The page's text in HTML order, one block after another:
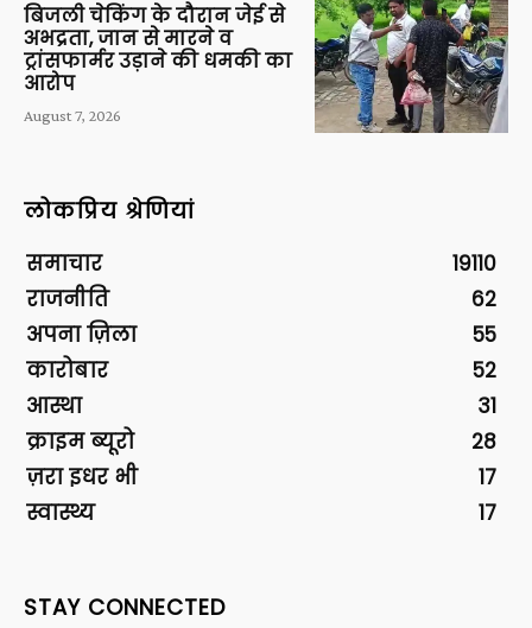
बिजली चेकिंग के दौरान जेई से
अभद्रता, जान से मारने व
ट्रांसफार्मर उड़ाने की धमकी का
आरोप
August 7, 2026
लोकप्रिय श्रेणियां
समाचार
19110
राजनीति
62
अपना ज़िला
55
कारोबार
52
आस्था
31
क्राइम ब्यूरो
28
ज़रा इधर भी
17
स्वास्थ्य
17
STAY CONNECTED